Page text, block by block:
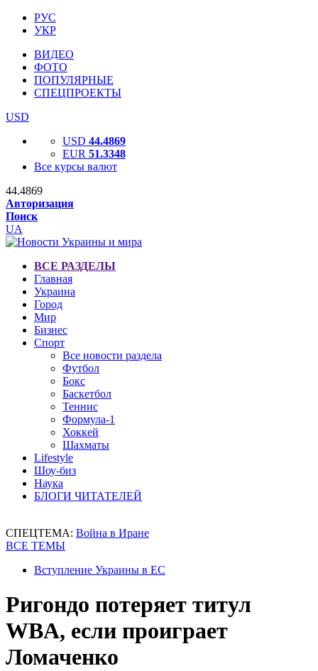
РУС
УКР
ВИДЕО
ФОТО
ПОПУЛЯРНЫЕ
СПЕЦПРОЕКТЫ
USD
USD 44.4869
EUR 51.3348
Все курсы валют
44.4869
Авторизация
Поиск
UA
ВСЕ РАЗДЕЛЫ
Главная
Украина
Город
Мир
Бизнес
Спорт
Все новости раздела
Футбол
Бокс
Баскетбол
Теннис
Формула-1
Хоккей
Шахматы
Lifestyle
Шоу-биз
Наука
БЛОГИ ЧИТАТЕЛЕЙ
СПЕЦТЕМА: Война в Иране
ВСЕ ТЕМЫ
Вступление Украины в ЕС
Ригондо потеряет титул
WBA, если проиграет
Ломаченко